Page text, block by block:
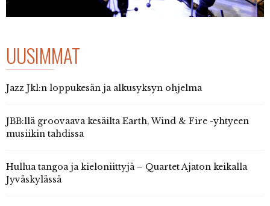
UUSIMMAT
Jazz Jkl:n loppukesän ja alkusyksyn ohjelma
JBB:llä groovaava kesäilta Earth, Wind & Fire -yhtyeen
musiikin tahdissa
Hullua tangoa ja kieloniittyjä – Quartet Ajaton keikalla
Jyväskylässä